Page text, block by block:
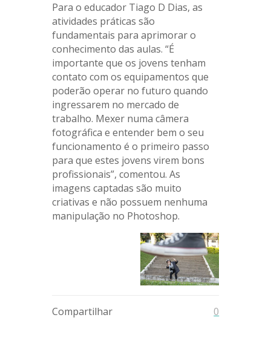
Para o educador Tiago D Dias, as
atividades práticas são
fundamentais para aprimorar o
conhecimento das aulas. “É
importante que os jovens tenham
contato com os equipamentos que
poderão operar no futuro quando
ingressarem no mercado de
trabalho. Mexer numa câmera
fotográfica e entender bem o seu
funcionamento é o primeiro passo
para que estes jovens virem bons
profissionais”, comentou. As
imagens captadas são muito
criativas e não possuem nenhuma
manipulação no Photoshop.
Compartilhar 0